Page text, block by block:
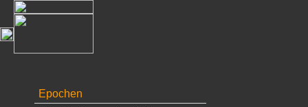
Epochen